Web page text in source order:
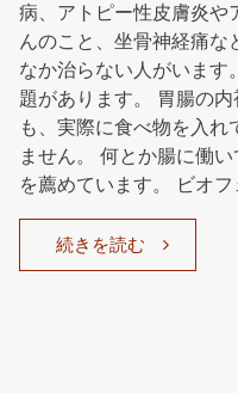
病、アトピー性皮膚炎や
んのこと、坐骨神経痛
なか治らない人がいます
題があります。 胃腸の
も、実際に食べ物を入れ
ません。 何とか腸に働
を薦めています。 ビオ
続きを読む